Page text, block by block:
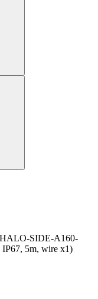
HALO-SIDE-A160-
5m, wire x1)